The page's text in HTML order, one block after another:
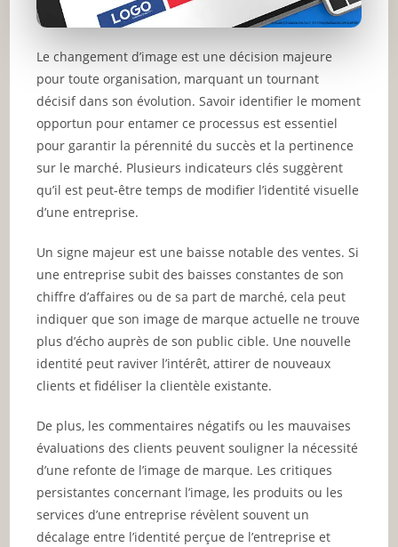
Le changement d’image est une décision majeure
pour toute organisation, marquant un tournant
décisif dans son évolution. Savoir identifier le moment
opportun pour entamer ce processus est essentiel
pour garantir la pérennité du succès et la pertinence
sur le marché. Plusieurs indicateurs clés suggèrent
qu’il est peut-être temps de modifier l’identité visuelle
d’une entreprise.
Un signe majeur est une baisse notable des ventes. Si
une entreprise subit des baisses constantes de son
chiffre d’affaires ou de sa part de marché, cela peut
indiquer que son image de marque actuelle ne trouve
plus d’écho auprès de son public cible. Une nouvelle
identité peut raviver l’intérêt, attirer de nouveaux
clients et fidéliser la clientèle existante.
De plus, les commentaires négatifs ou les mauvaises
évaluations des clients peuvent souligner la nécessité
d’une refonte de l’image de marque. Les critiques
persistantes concernant l’image, les produits ou les
services d’une entreprise révèlent souvent un
décalage entre l’identité perçue de l’entreprise et